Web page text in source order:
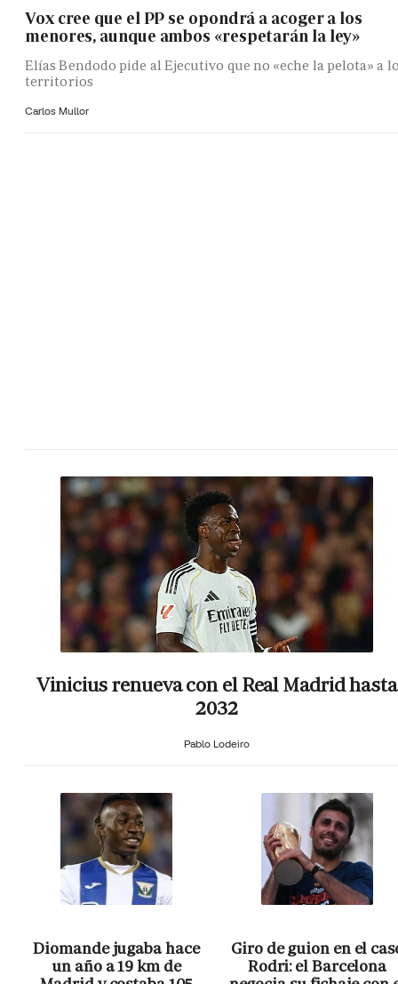
Vox cree que el PP se opondrá a acoger a los
menores, aunque ambos «respetarán la ley»
Elías Bendodo pide al Ejecutivo que no «eche la pelota» a
territorios
Carlos Mullor
Vinicius renueva con el Real Madrid hasta
2032
Pablo Lodeiro
Diomande jugaba hace
un año a 19 km de
Giro de guion en el
Rodri: el Barcelona